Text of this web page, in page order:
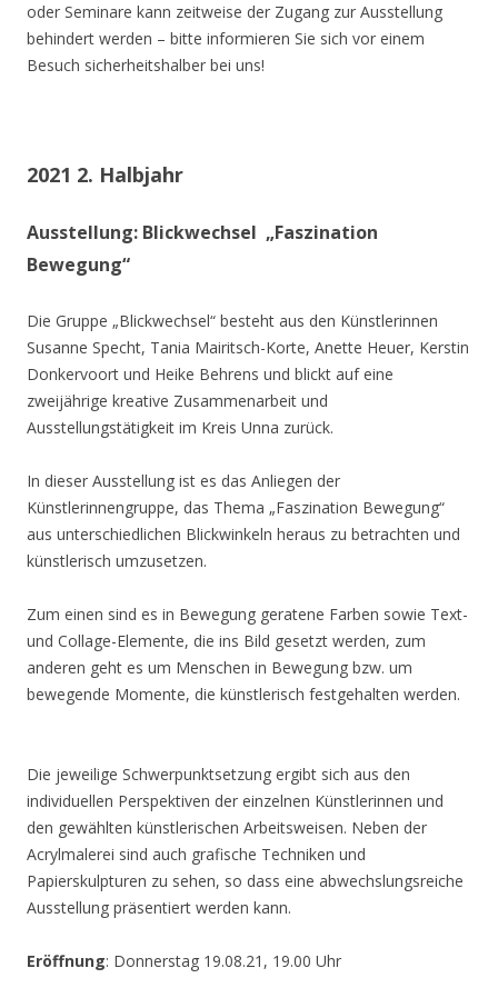
oder Seminare kann zeitweise der Zugang zur Ausstellung
behindert werden – bitte informieren Sie sich vor einem
Besuch sicherheitshalber bei uns!
2021 2. Halbjahr
Ausstellung: Blickwechsel „Faszination
Bewegung“
Die Gruppe „Blickwechsel“ besteht aus den Künstlerinnen
Susanne Specht, Tania Mairitsch-Korte, Anette Heuer, Kerstin
Donkervoort und Heike Behrens und blickt auf eine
zweijährige kreative Zusammenarbeit und
Ausstellungstätigkeit im Kreis Unna zurück.
In dieser Ausstellung ist es das Anliegen der
Künstlerinnengruppe, das Thema „Faszination Bewegung“
aus unterschiedlichen Blickwinkeln heraus zu betrachten und
künstlerisch umzusetzen.
Zum einen sind es in Bewegung geratene Farben sowie Text-
und Collage-Elemente, die ins Bild gesetzt werden, zum
anderen geht es um Menschen in Bewegung bzw. um
bewegende Momente, die künstlerisch festgehalten werden.
Die jeweilige Schwerpunktsetzung ergibt sich aus den
individuellen Perspektiven der einzelnen Künstlerinnen und
den gewählten künstlerischen Arbeitsweisen. Neben der
Acrylmalerei sind auch grafische Techniken und
Papierskulpturen zu sehen, so dass eine abwechslungsreiche
Ausstellung präsentiert werden kann.
Eröffnung: Donnerstag 19.08.21, 19.00 Uhr